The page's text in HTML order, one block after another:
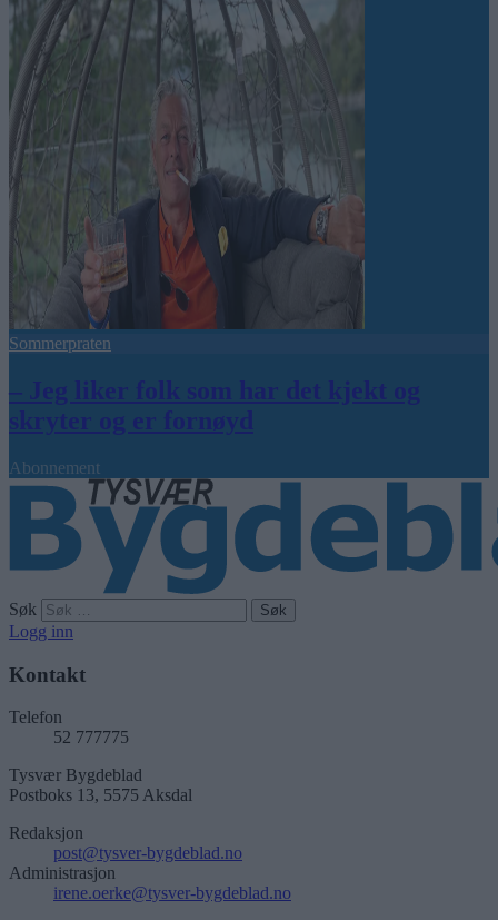
Sommerpraten
– Jeg liker folk som har det kjekt og
skryter og er fornøyd
Abonnement
Søk
Logg inn
Kontakt
Telefon
52 777775
Tysvær Bygdeblad
Postboks 13, 5575 Aksdal
Redaksjon
post@tysver-bygdeblad.no
Administrasjon
irene.oerke@tysver-bygdeblad.no